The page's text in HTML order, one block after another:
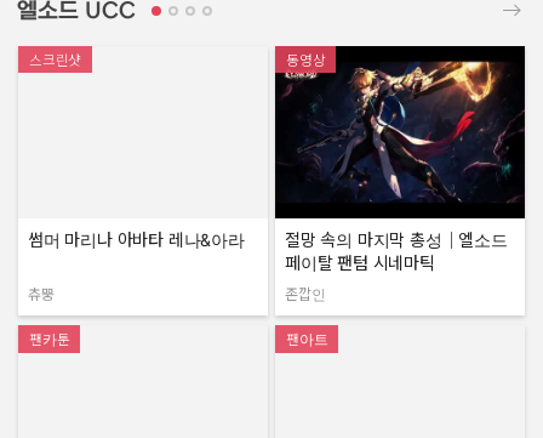
엘소드 UCC
스크린샷
썸머 마리나 아바타 레나&아라
작성자:
츄뿡
동영상
절망 속의 마지막 총성｜엘소드
페이탈 팬텀 시네마틱
작성자:
존깝인
팬카툰 팬아트